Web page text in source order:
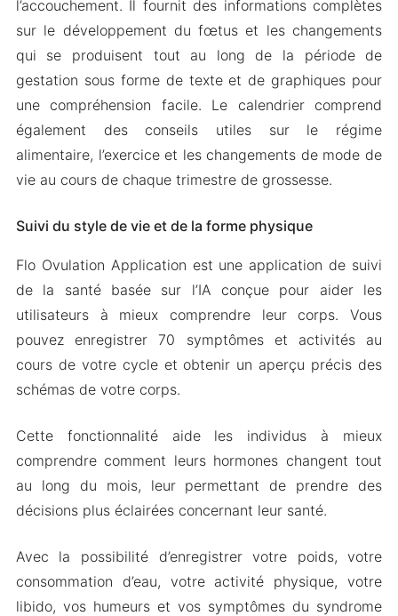
l’accouchement. Il fournit des informations complètes
sur le développement du fœtus et les changements
qui se produisent tout au long de la période de
gestation sous forme de texte et de graphiques pour
une compréhension facile. Le calendrier comprend
également des conseils utiles sur le régime
alimentaire, l’exercice et les changements de mode de
vie au cours de chaque trimestre de grossesse.
Suivi du style de vie et de la forme physique
Flo Ovulation Application est une application de suivi
de la santé basée sur l’IA conçue pour aider les
utilisateurs à mieux comprendre leur corps. Vous
pouvez enregistrer 70 symptômes et activités au
cours de votre cycle et obtenir un aperçu précis des
schémas de votre corps.
Cette fonctionnalité aide les individus à mieux
comprendre comment leurs hormones changent tout
au long du mois, leur permettant de prendre des
décisions plus éclairées concernant leur santé.
Avec la possibilité d’enregistrer votre poids, votre
consommation d’eau, votre activité physique, votre
libido, vos humeurs et vos symptômes du syndrome